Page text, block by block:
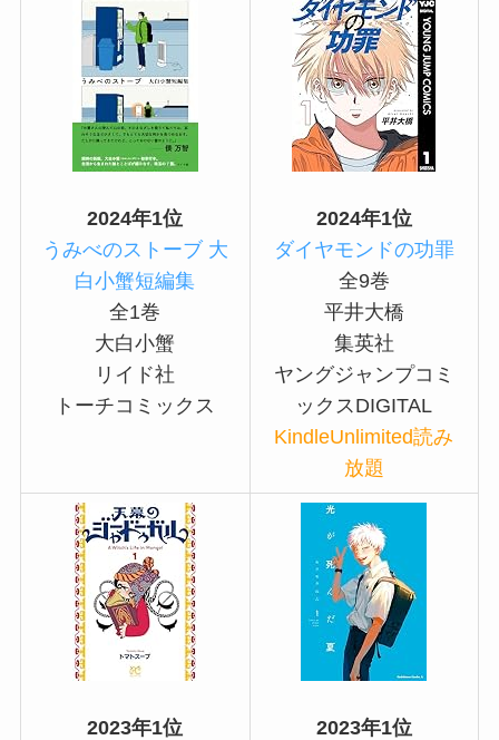
2024年1位
うみべのストーブ 大
白小蟹短編集
全1巻
大白小蟹
リイド社
トーチコミックス
2024年1位
ダイヤモンドの功罪
全9巻
平井大橋
集英社
ヤングジャンプコミ
ックスDIGITAL
KindleUnlimited読み
放題
2023年1位
2023年1位